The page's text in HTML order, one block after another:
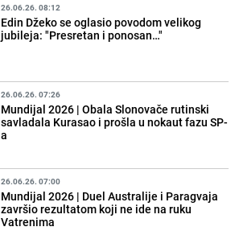
26.06.26. 08:12
Edin Džeko se oglasio povodom velikog
jubileja: "Presretan i ponosan…"
26.06.26. 07:26
Mundijal 2026 | Obala Slonovače rutinski
savladala Kurasao i prošla u nokaut fazu SP-
a
26.06.26. 07:00
Mundijal 2026 | Duel Australije i Paragvaja
završio rezultatom koji ne ide na ruku
Vatrenima